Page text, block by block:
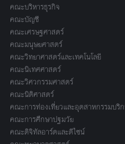
คณะบริหารธุรกิจ
คณะบัญชี
คณะเศรษฐศาสตร์
คณะมนุษยศาสตร์
คณะวิทยาศาสตร์และเทคโนโลยี
คณะนิเทศศาสตร์
คณะวิศวกรรมศาสตร์
คณะนิติศาสตร์
คณะการท่องเที่ยวและอุตสาหกรรมบริก
คณะการศึกษาปฐมวัย
คณะดิจิทัลอาร์ตและดีไซน์